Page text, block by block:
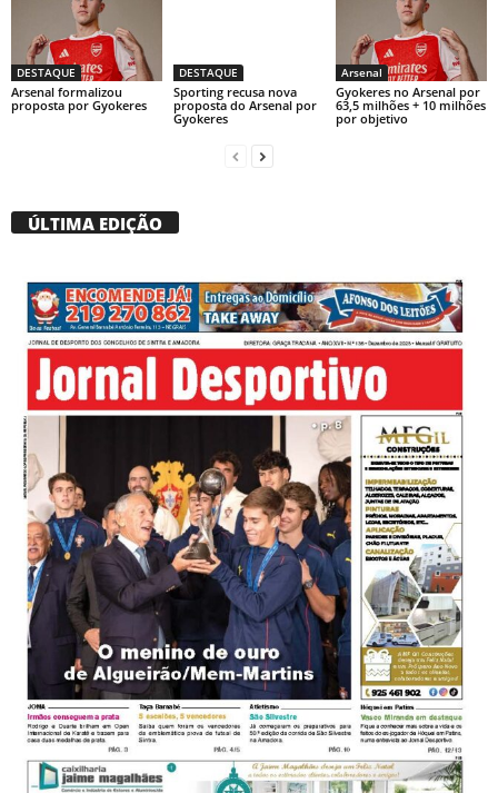
DESTAQUE
Arsenal formalizou
proposta por Gyokeres
DESTAQUE
Sporting recusa nova
proposta do Arsenal por
Gyokeres
Arsenal
Gyokeres no Arsenal por
63,5 milhões + 10 milhões
por objetivo
ÚLTIMA EDIÇÃO